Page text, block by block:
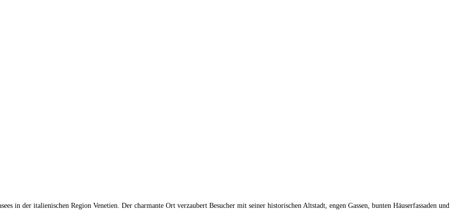
in der italienischen Region Venetien. Der charmante Ort verzaubert Besucher mit seiner historischen Altstadt, engen Gassen, bunten Häuserfassaden und